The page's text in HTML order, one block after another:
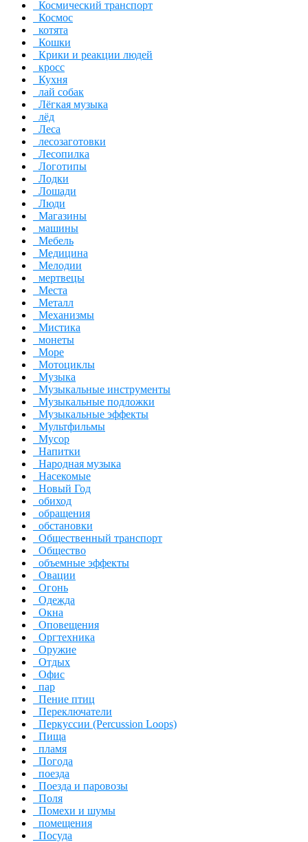
Космический транспорт
Космос
котята
Кошки
Крики и реакции людей
кросс
Кухня
лай собак
Лёгкая музыка
лёд
Леса
лесозаготовки
Лесопилка
Логотипы
Лодки
Лошади
Люди
Магазины
машины
Мебель
Медицина
Мелодии
мертвецы
Места
Металл
Механизмы
Мистика
монеты
Море
Мотоциклы
Музыка
Музыкальные инструменты
Музыкальные подложки
Музыкальные эффекты
Мультфильмы
Мусор
Напитки
Народная музыка
Насекомые
Новый Год
обиход
обращения
обстановки
Общественный транспорт
Общество
объемные эффекты
Овации
Огонь
Одежда
Окна
Оповещения
Оргтехника
Оружие
Отдых
Офис
пар
Пение птиц
Переключатели
Перкуссии (Percussion Loops)
Пища
пламя
Погода
поезда
Поезда и паровозы
Поля
Помехи и шумы
помещения
Посуда